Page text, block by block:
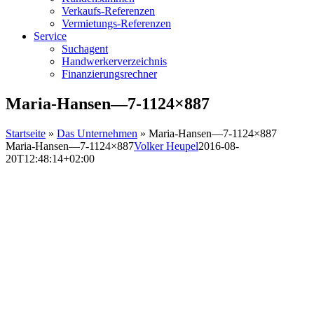
Verkaufs-Referenzen
Vermietungs-Referenzen
Service
Suchagent
Handwerkerverzeichnis
Finanzierungsrechner
Maria-Hansen—7-1124×887
Startseite » Das Unternehmen » Maria-Hansen—7-1124×887
Maria-Hansen—7-1124×887Volker Heupel2016-08-
20T12:48:14+02:00